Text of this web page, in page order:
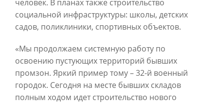
человек. В планах также строительство
социальной инфраструктуры: школы, детских
садов, поликлиники, спортивных объектов.
«Мы продолжаем системную работу по
освоению пустующих территорий бывших
промзон. Яркий пример тому – 32-й военный
городок. Сегодня на месте бывших складов
полным ходом идет строительство нового